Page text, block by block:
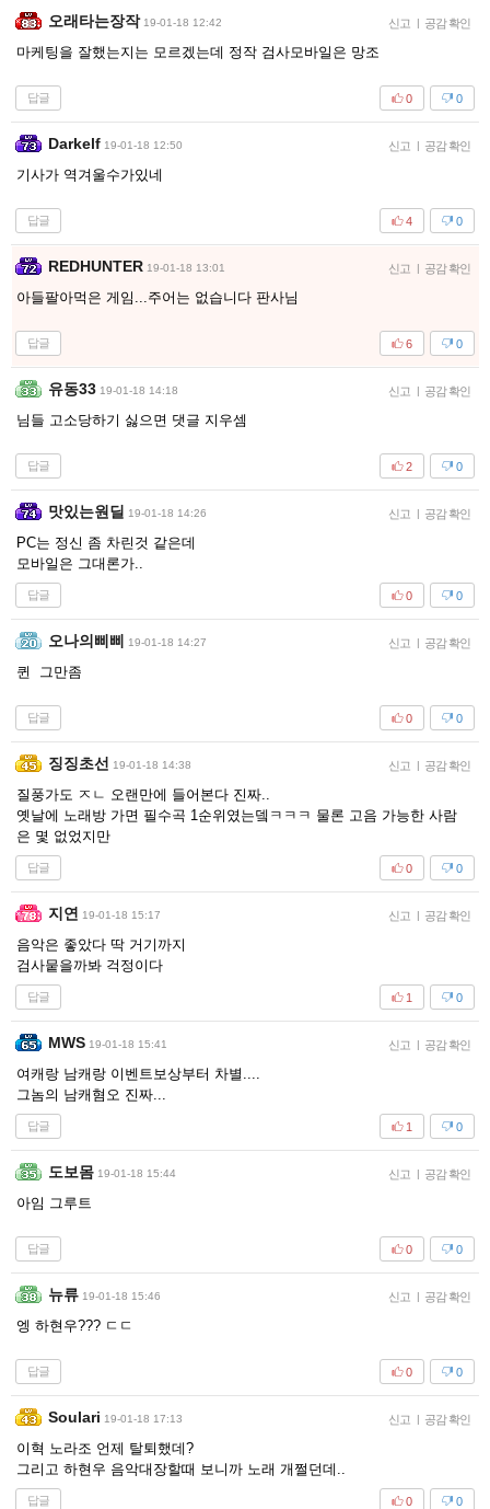
오래타는장작 19-01-18 12:42 신고 | 공감 확인
마케팅을 잘했는지는 모르겠는데 정작 검사모바일은 망조
답글 0
0
Darkelf 19-01-18 12:50 신고 | 공감 확인
기사가 역겨울수가있네
답글 0
4
REDHUNTER 19-01-18 13:01 신고 | 공감 확인
아들팔아먹은 게임...주어는 없습니다 판사님
답글 0
6
유동33 19-01-18 14:18 신고 | 공감 확인
님들 고소당하기 싫으면 댓글 지우셈
답글 0
2
맛있는원딜 19-01-18 14:26 신고 | 공감 확인
PC는 정신 좀 차린것 같은데
모바일은 그대론가..
답글 0
0
오나의삐삐 19-01-18 14:27 신고 | 공감 확인
퀸 그만좀
답글 0
0
징징초선 19-01-18 14:38 신고 | 공감 확인
질풍가도 ㅈㄴ 오랜만에 들어본다 진짜..
옛날에 노래방 가면 필수곡 1순위였는뎈ㅋㅋㅋ 물론 고음 가능한 사람
은 몇 없었지만
답글 0
0
지연 19-01-18 15:17 신고 | 공감 확인
음악은 좋았다 딱 거기까지
검사뭍을까봐 걱정이다
답글 0
1
MWS 19-01-18 15:41 신고 | 공감 확인
여캐랑 남캐랑 이벤트보상부터 차별....
그놈의 남캐혐오 진짜...
답글 0
1
도보몸 19-01-18 15:44 신고 | 공감 확인
아임 그루트
답글 0
0
뉴류 19-01-18 15:46 신고 | 공감 확인
엥 하현우??? ㄷㄷ
답글 0
0
Soulari 19-01-18 17:13 신고 | 공감 확인
이혁 노라조 언제 탈퇴했데?
그리고 하현우 음악대장할때 보니까 노래 개쩔던데..
답글 0
0